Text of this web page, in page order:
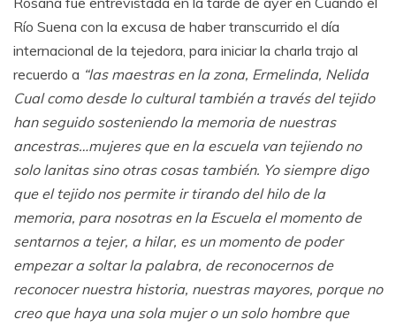
Río Suena con la excusa de haber transcurrido el día
internacional de la tejedora, para iniciar la charla trajo al
recuerdo a “las maestras en la zona, Ermelinda, Nelida
Cual como desde lo cultural también a través del tejido
han seguido sosteniendo la memoria de nuestras
ancestras…mujeres que en la escuela van tejiendo no
solo lanitas sino otras cosas también. Yo siempre digo
que el tejido nos permite ir tirando del hilo de la
memoria, para nosotras en la Escuela el momento de
sentarnos a tejer, a hilar, es un momento de poder
empezar a soltar la palabra, de reconocernos de
reconocer nuestra historia, nuestras mayores, porque no
creo que haya una sola mujer o un solo hombre que